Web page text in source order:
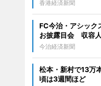
香港経済新聞
FC今治・アシック
お披露目会 収容人
今治経済新聞
松本・新村で13万
頃は3週間ほど